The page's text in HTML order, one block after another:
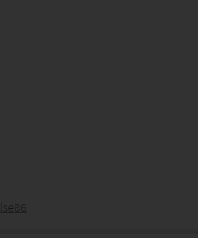
Ilse86